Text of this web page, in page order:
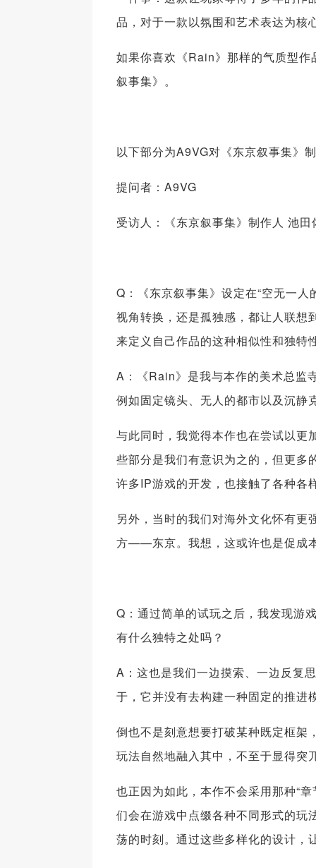
品，对于一款以氛围和艺术表达为核
如果你喜欢《Rain》那样的气质型
叙事集》。
以下部分为A9VG对《东京叙事集》
提问者：A9VG
受访人：《东京叙事集》制作人 池田
Q：《东京叙事集》设定在“空无一
视角转换，还是孤独感，都让人联
来定义自己作品的这种相似性和独特
A：《Rain》是我与本作的美术总监
例如固定镜头、无人的都市以及沉静
与此同时，我觉得本作也在尝试以更
些部分是我们有意识为之的，但更
许多IP游戏的开发，也接触了各种各
另外，当时的我们对海外文化怀有
方——东京。我想，这或许也是促成
Q：通过简单的试玩之后，我发现游
有什么独特之处吗？
A：这也是我们一边摸索、一边反复
于，它并没有去构建一种固定的推进
倒也不是刻意想要打破某种既定框架
玩法自然地融入其中，不至于显得突
也正因为如此，本作不会采用那种“
们会在游戏中点缀各种不同形式的玩
荡的时刻。通过这些多样化的设计，